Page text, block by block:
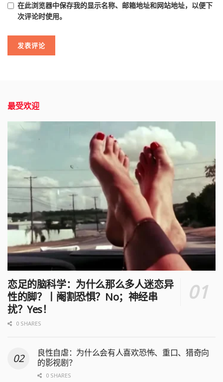
在此浏览器中保存我的显示名称、邮箱地址和网站地址，以便下
次评论时使用。
最受欢迎
恋足的脑科学：为什么那么多人迷恋异
性的脚？丨阉割恐惧？No；神经串
扰？Yes！
0 SHARES
良性自虐：为什么会有人喜欢恐怖、重口、猎奇向
的影视剧？
0 SHARES